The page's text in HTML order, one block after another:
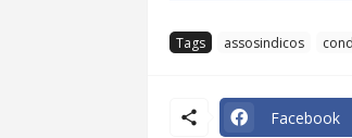
Tags assosindicos
Facebook